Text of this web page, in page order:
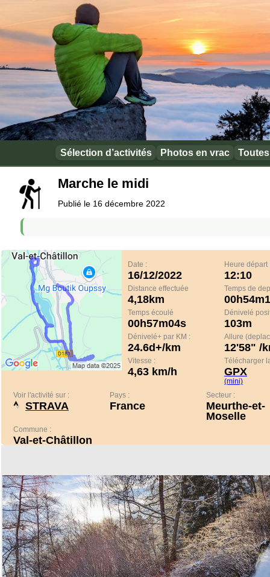
Sélection d’activités Photos en vrac
Marche le midi
Publié le 16 décembre 2022
Date :
16/12/2022
Heure départ
12:10
Distance effectuée
4,18km
Temps de
Temps écoulé
00h57m04s
Dénivelé
103m
Dénivelé+ par KM :
24.6d+/km
Allure
12'58" /
Vitesse :
4,63 km/h
Télécharger
GPX
(mini)
Voir l'activité sur :
STRAVA
Pays :
France
Secteur :
Meurthe-et-
Moselle
Commune :
Val-et-Châtillon